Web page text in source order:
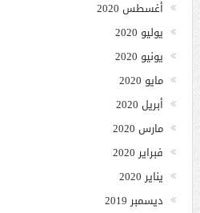
أغسطس 2020
يوليو 2020
يونيو 2020
مايو 2020
أبريل 2020
مارس 2020
فبراير 2020
يناير 2020
ديسمبر 2019